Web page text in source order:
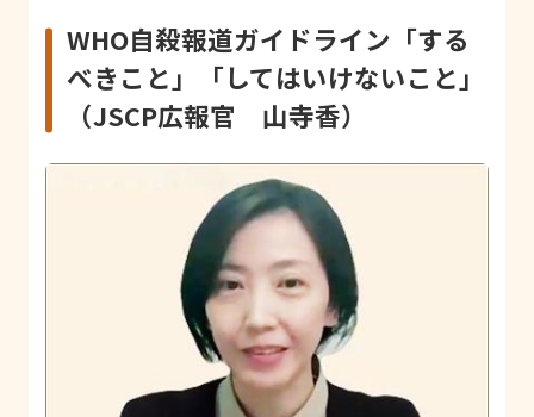
WHO自殺報道ガイドライン「する
べきこと」「してはいけないこと」
（JSCP広報官 山寺香）